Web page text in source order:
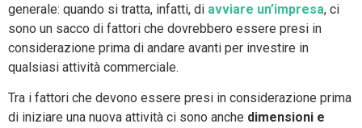
generale: quando si tratta, infatti, di avviare un’impresa, ci
sono un sacco di fattori che dovrebbero essere presi in
considerazione prima di andare avanti per investire in
qualsiasi attività commerciale.
Tra i fattori che devono essere presi in considerazione prima
di iniziare una nuova attività ci sono anche dimensioni e